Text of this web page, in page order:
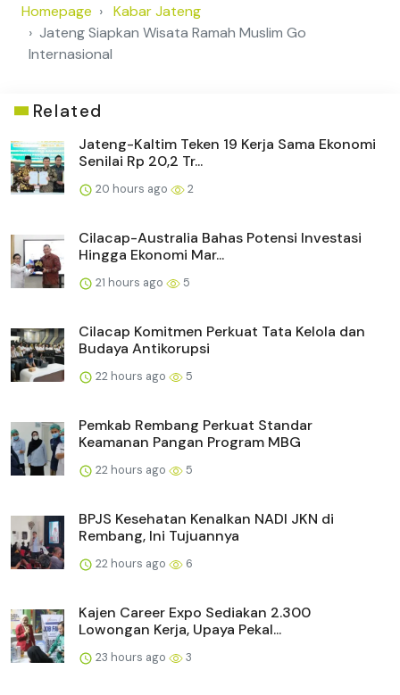
Homepage
Kabar Jateng
Jateng Siapkan Wisata Ramah Muslim Go
Internasional
Related
Jateng-Kaltim Teken 19 Kerja Sama Ekonomi
Senilai Rp 20,2 Tr...
20 hours ago 2
Cilacap-Australia Bahas Potensi Investasi
Hingga Ekonomi Mar...
21 hours ago 5
Cilacap Komitmen Perkuat Tata Kelola dan
Budaya Antikorupsi
22 hours ago 5
Pemkab Rembang Perkuat Standar
Keamanan Pangan Program MBG
22 hours ago 5
BPJS Kesehatan Kenalkan NADI JKN di
Rembang, Ini Tujuannya
22 hours ago 6
Kajen Career Expo Sediakan 2.300
Lowongan Kerja, Upaya Pekal...
23 hours ago 3